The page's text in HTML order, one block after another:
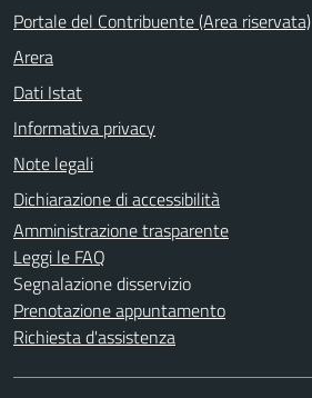
Portale del Contribuente (Area riservata)
Arera
Dati Istat
Informativa privacy
Note legali
Dichiarazione di accessibilità
Amministrazione trasparente
Leggi le FAQ
Segnalazione disservizio
Prenotazione appuntamento
Richiesta d'assistenza